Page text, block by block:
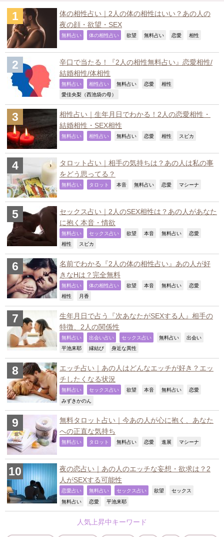
体の相性占い｜2人の体の相性はいい？あの人の
夜の顔・欲望・SEX
無料占い 体の相性占い 欲望 無料占い 恋愛 相性
辛口で当たる！『2人の相性無料占い』恋愛相性/
結婚相性/体相性
無料占い 相性占い 無料占い 恋愛 相性
愛佳央梨（西池袋の母）
相性占い｜生年月日でわかる！2人の恋愛相性・
結婚相性・SEX相性
無料占い 相性占い 無料占い 恋愛 相性 スピカ
タロット占い｜相手の気持ちは？あの人は私の事
をどう思ってる？
無料占い タロット 本音 無料占い 恋愛 マシーナ
セックス占い｜2人のSEX相性は？あの人があなた
に抱く本音・情欲
無料占い セックス占い 欲望 本音 無料占い 恋愛
相性 スピカ
名前でわかる『2人の体の相性占い』あの人が好
きなHは？完全無料
無料占い 体の相性占い 欲望 本音 無料占い 恋愛
相性 月香
生年月日で占う『次あなたがSEXする人』相手の
特徴、2人の関係性
無料占い 出会い占い セックス占い 無料占い 出会い
平池来耶 縁結び 身近な異性
エッチ占い｜あの人はどんなエッチが好き？エッ
チしたくなる状況
無料占い セックス占い 欲望 本音 無料占い 恋愛
みずきかのん
無料タロット占い｜今あの人が心に抱く、あなた
への正直な気持ち
無料占い タロット 無料占い 恋愛 進展 マシーナ
夜の恋占い｜あの人のエッチな妄想・欲求は？2
人がSEXする可能性
恋愛占い 無料占い セックス占い 欲望 セックス
無料占い 恋愛 平池来耶
人気上昇中キーワード